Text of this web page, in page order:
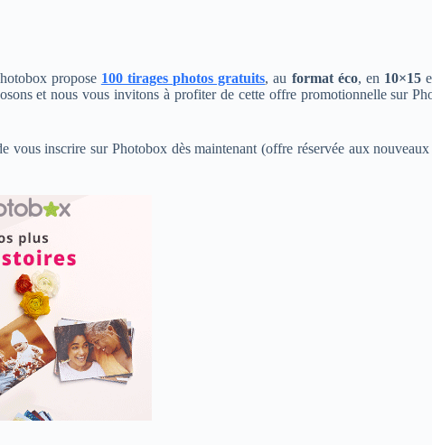
propose 100 tirages photos gratuits, au format éco, en 10×15
et nous vous invitons à profiter de cette offre promotionnelle sur
inscrire sur Photobox dès maintenant (offre réservée aux